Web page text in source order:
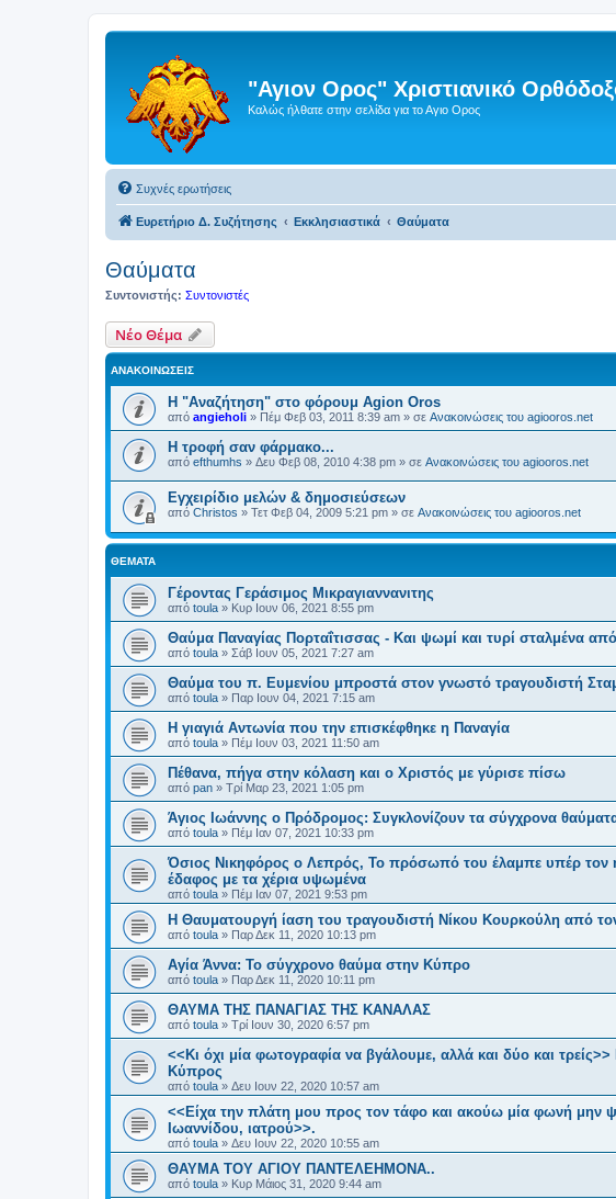
"Αγιον Ορος" Χριστιανικό
Καλώς ήλθατε στην σελίδα για το Αγιο Ορος
Συχνές ερωτήσεις
Ευρετήριο Δ. Συζήτησης Εκκλησιαστικά Θαύματα
Θαύματα
Συντονιστής: Συντονιστές
Νέο Θέμα
ΑΝΑΚΟΙΝΏΣΕΙΣ
Η "Αναζήτηση" στο φόρουμ Agion Oros
από angieholi » Πέμ Φεβ 03, 2011 8:39 am » σε Ανακοινώσεις του agiooros.net
H τροφή σαν φάρμακο...
από efthumhs » Δευ Φεβ 08, 2010 4:38 pm » σε Ανακοινώσεις του agiooros.net
Εγχειρίδιο μελών & δημοσιεύσεων
από Christos » Τετ Φεβ 04, 2009 5:21 pm » σε Ανακοινώσεις του agiooros.net
ΘΈΜΑΤΑ
Γέροντας Γεράσιμος Μικραγιαννανιτης
από toula » Κυρ Ιουν 06, 2021 8:55 pm
Θαύμα Παναγίας Πορταΐτισσας - Και ψωμί και τυρί σταλμένα
από toula » Σάβ Ιουν 05, 2021 7:27 am
Θαύμα του π. Ευμενίου μπροστά στον γνωστό τραγουδιστή
από toula » Παρ Ιουν 04, 2021 7:15 am
Η γιαγιά Αντωνία που την επισκέφθηκε η Παναγία
από toula » Πέμ Ιουν 03, 2021 11:50 am
Πέθανα, πήγα στην κόλαση και ο Χριστός με γύρισε πίσω
από pan » Τρί Μαρ 23, 2021 1:05 pm
Άγιος Ιωάννης ο Πρόδρομος: Συγκλονίζουν τα σύγχρονα
από toula » Πέμ Ιαν 07, 2021 10:33 pm
Όσιος Νικηφόρος ο Λεπρός, Το πρόσωπό του έλαμπε υπέρ τον
έδαφος με τα χέρια υψωμένα
από toula » Πέμ Ιαν 07, 2021 9:53 pm
Η Θαυματουργή ίαση του τραγουδιστή Νίκου Κουρκούλη από
από toula » Παρ Δεκ 11, 2020 10:13 pm
Αγία Άννα: Το σύγχρονο θαύμα στην Κύπρο
από toula » Παρ Δεκ 11, 2020 10:11 pm
ΘΑΥΜΑ ΤΗΣ ΠΑΝΑΓΙΑΣ ΤΗΣ ΚΑΝΑΛΑΣ
από toula » Τρί Ιουν 30, 2020 6:57 pm
<<Κι όχι μία φωτογραφία να βγάλουμε, αλλά και δύο και
Κύπρος
από toula » Δευ Ιουν 22, 2020 10:57 am
<<Είχα την πλάτη μου προς τον τάφο και ακούω μία φωνή μην
Ιωαννίδου, ιατρού>>.
από toula » Δευ Ιουν 22, 2020 10:55 am
ΘΑΥΜΑ ΤΟΥ ΑΓΙΟΥ ΠΑΝΤΕΛΕΗΜΟΝΑ..
από toula » Κυρ Μάιος 31, 2020 9:44 am